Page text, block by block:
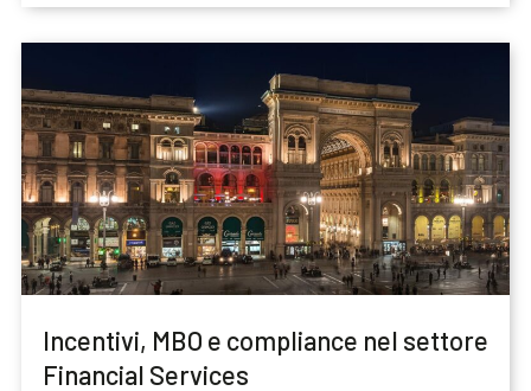
Incentivi, MBO e compliance nel settore
Financial Services